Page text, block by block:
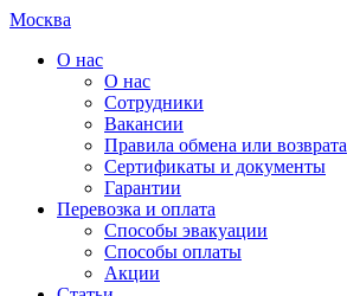
Москва
О нас
О нас
Сотрудники
Вакансии
Правила обмена или возврата
Сертификаты и документы
Гарантии
Перевозка и оплата
Способы эвакуации
Способы оплаты
Акции